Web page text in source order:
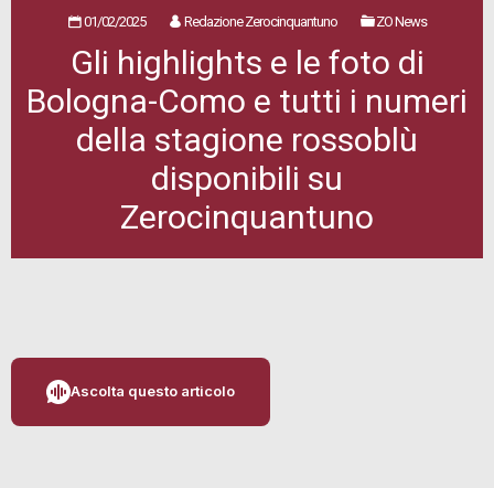
01/02/2025 Redazione Zerocinquantuno ZO News
Gli highlights e le foto di
Bologna-Como e tutti i numeri
della stagione rossoblù
disponibili su
Zerocinquantuno
Ascolta questo articolo